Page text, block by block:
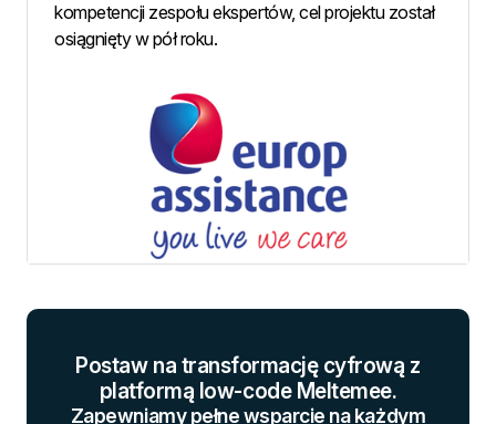
kompetencji zespołu ekspertów, cel projektu został
osiągnięty w pół roku.
Postaw na transformację cyfrową z
platformą low-code Meltemee.
Zapewniamy pełne wsparcie na każdym